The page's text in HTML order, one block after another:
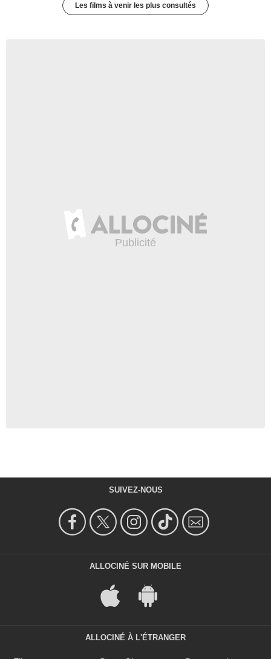
Les films à venir les plus consultés
SUIVEZ-NOUS
ALLOCINÉ SUR MOBILE
ALLOCINÉ À L'ÉTRANGER